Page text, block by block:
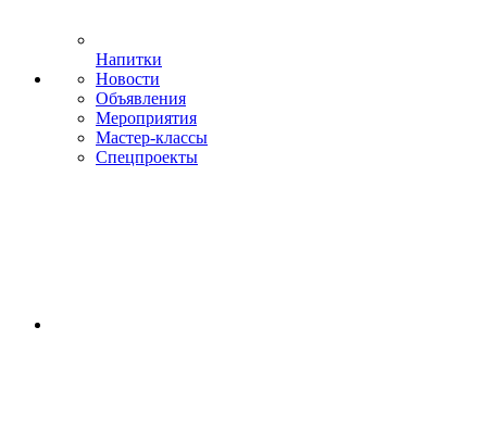
Напитки
Новости
Объявления
Мероприятия
Мастер-классы
Спецпроекты